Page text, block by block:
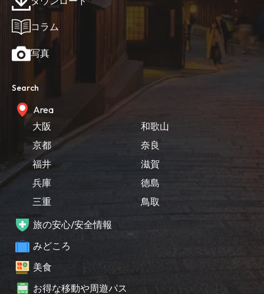
コラム
写真
Search
Area
大阪
京都
福井
兵庫
三重
和歌山
奈良
滋賀
徳島
鳥取
旅の安心/安全情報
みどころ
美食
お得な移動や周遊パス